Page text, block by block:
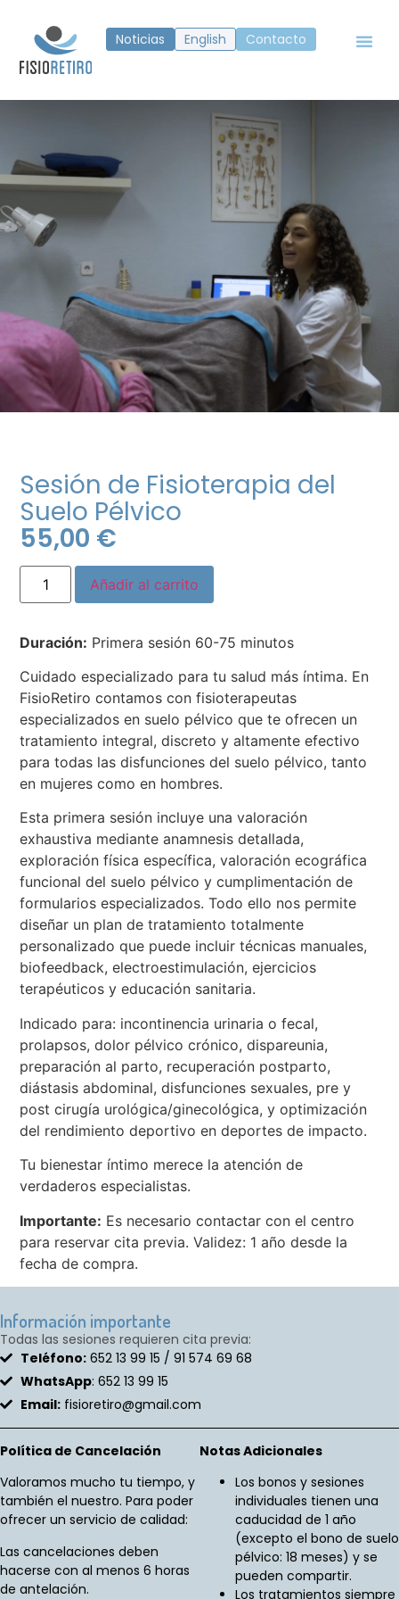
Noticias English Contacto
Sesión de Fisioterapia del
Suelo Pélvico
55,00 €
Añadir al carrito
Duración: Primera sesión 60-75 minutos
Cuidado especializado para tu salud más íntima. En
FisioRetiro contamos con fisioterapeutas
especializados en suelo pélvico que te ofrecen un
tratamiento integral, discreto y altamente efectivo
para todas las disfunciones del suelo pélvico, tanto
en mujeres como en hombres.
Esta primera sesión incluye una valoración
exhaustiva mediante anamnesis detallada,
exploración física específica, valoración ecográfica
funcional del suelo pélvico y cumplimentación de
formularios especializados. Todo ello nos permite
diseñar un plan de tratamiento totalmente
personalizado que puede incluir técnicas manuales,
biofeedback, electroestimulación, ejercicios
terapéuticos y educación sanitaria.
Indicado para: incontinencia urinaria o fecal,
prolapsos, dolor pélvico crónico, dispareunia,
preparación al parto, recuperación postparto,
diástasis abdominal, disfunciones sexuales, pre y
post cirugía urológica/ginecológica, y optimización
del rendimiento deportivo en deportes de impacto.
Tu bienestar íntimo merece la atención de
verdaderos especialistas.
Importante: Es necesario contactar con el centro
para reservar cita previa. Validez: 1 año desde la
fecha de compra.
Información importante
Todas las sesiones requieren cita previa:
Teléfono:652 13 99 15 / 91 574 69 68
WhatsApp: 652 13 99 15
Email:fisioretiro@gmail.com
Política de Cancelación
Valoramos mucho tu tiempo, y
también el nuestro. Para poder
ofrecer un servicio de calidad:
Las cancelaciones deben
hacerse con al menos 6 horas
de antelación.
Notas Adicionales
Los bonos y sesiones
individuales tienen una
caducidad de 1 año
(excepto el bono de suelo
pélvico: 18 meses) y se
pueden compartir.
Los tratamientos siempre